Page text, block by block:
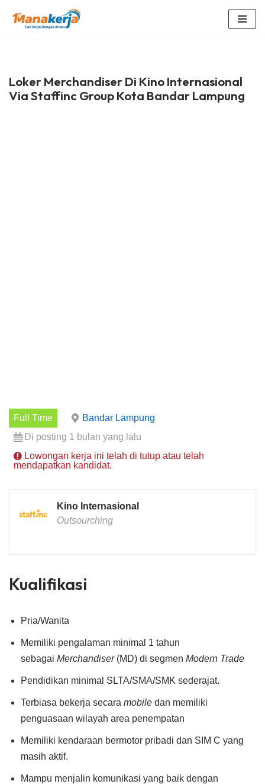
Loker Merchandiser Di Kino Internasional
Via Staffinc Group Kota Bandar Lampung
Full Time
Bandar Lampung
Di posting 1 bulan yang lalu
Lowongan kerja ini telah di tutup atau telah
mendapatkan kandidat.
Kino Internasional
Outsourching
Kualifikasi
Pria/Wanita
Memiliki pengalaman minimal 1 tahun
sebagai Merchandiser(MD) di segmen Modern Trade
Pendidikan minimal SLTA/SMA/SMK sederajat.
Terbiasa bekerja secara mobile dan memiliki
penguasaan wilayah area penempatan
Memiliki kendaraan bermotor pribadi dan SIM C yang
masih aktif.
Mampu menjalin komunikasi yang baik dengan